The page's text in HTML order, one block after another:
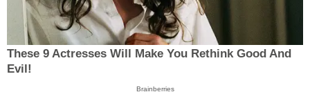
These 9 Actresses Will Make You Rethink Good And
Evil!
Brainberries